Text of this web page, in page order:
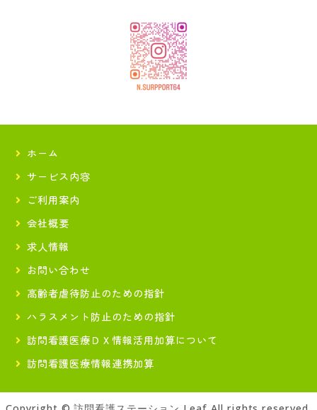
ホーム
サービス内容
ご利用案内
会社概要
求人情報
お問い合わせ
高齢者虐待防止のための指針
ハラスメント防止のための指針
訪問看護医療ＤＸ情報活用加算について
訪問看護医療情報連携加算